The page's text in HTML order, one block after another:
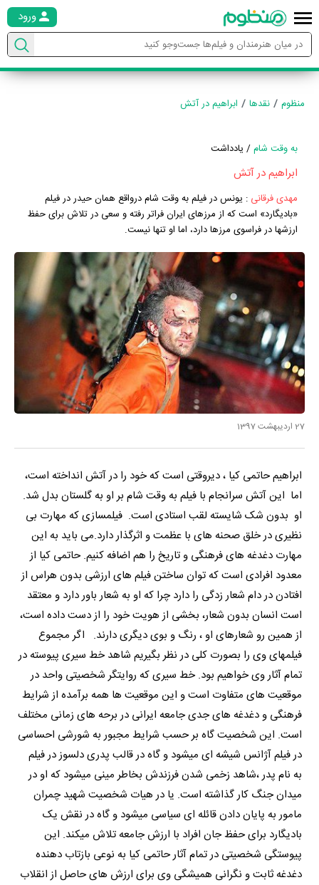
ورود
منظوم نقدها ابراهیم در آتش
به وقت شام/ یادداشت
ابراهیم در آتش
مهدی فرقانی : یونس در فیلم به وقت شام درواقع همان حیدر در فیلم
«بادیگارد» است که از مرزهای ایران فراتر رفته و سعی در تلاش برای حفظ
ارزشها در فراسوی مرزها دارد، اما او تنها نیست.
27 اردیبهشت 1397
ابراهیم حاتمی کیا ، دیروقتی است که خود را در آتش انداخته است،
اما این آتش سرانجام با فیلم به وقت شام بر او به گلستان بدل شد.
او بدون شک شایسته لقب استادی است. فیلمسازی که مهارت بی
نظیری در خلق صحنه های با عظمت و اثرگذار دارد.می باید به این
مهارت دغدغه های فرهنگی و تاریخ را هم اضافه کنیم. حاتمی کیا از
معدود افرادی است که توان ساختن فیلم های ارزشی بدون هراس از
افتادن در دام شعار زدگی را دارد چرا که او به شعار باور دارد و معتقد
است انسان بدون شعار، بخشی از هویت خود را از دست داده است،
از همین رو شعارهای او ، رنگ و بوی دیگری دارند. اگر مجموع
فیلمهای وی را بصورت کلی در نظر بگیریم شاهد خط سیری پیوسته در
تمام آثار وی خواهیم بود. خط سیری که روایتگر شخصیتی واحد در
موقعیت های متفاوت است و این موقعیت ها همه برآمده از شرایط
فرهنگی و دغدغه های جدی جامعه ایرانی در برحه های زمانی مختلف
است. این شخصیت گاه بر حسب شرایط مجبور به شورشی احساسی
در فیلم آژانس شیشه ای میشود و گاه در قالب پدری دلسوز در فیلم
به نام پدر ،شاهد زخمی شدن فرزندش بخاطر مینی میشود که او در
میدان جنگ کار گذاشته است. یا در هیات شخصیت شهید چمران
مامور به پایان دادن قائله ای سیاسی میشود و گاه در نقش یک
بادیگارد برای حفظ جان افراد با ارزش جامعه تلاش میکند. این
پیوستگی شخصیتی در تمام آثار حاتمی کیا به نوعی بازتاب دهنده
دغدغه ثابت و نگرانی همیشگی وی برای ارزش های حاصل از انقلاب